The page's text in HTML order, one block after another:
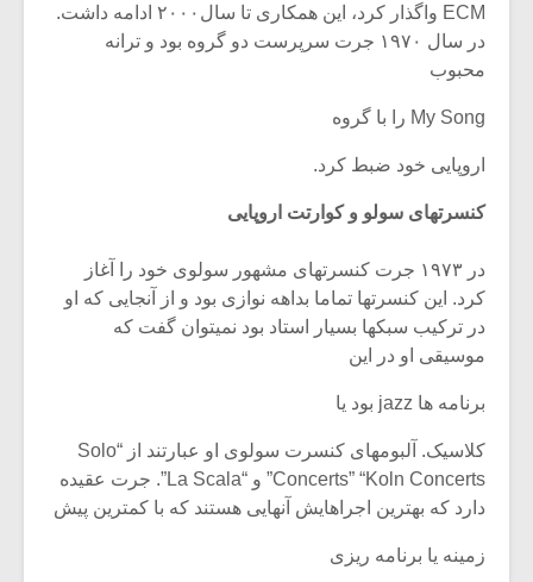
ECM واگذار کرد، این همکاری تا سال۲۰۰۰ ادامه داشت.
در سال ۱۹۷۰ جرت سرپرست دو گروه بود و ترانه
محبوب
My Song را با گروه
اروپایی خود ضبط کرد.
کنسرتهای سولو و کوارتت اروپایی
در ۱۹۷۳ جرت کنسرتهای مشهور سولوی خود را آغاز
کرد. این کنسرتها تماما بداهه نوازی بود و از آنجایی که او
در ترکیب سبکها بسیار استاد بود نمیتوان گفت که
موسیقی او در این
برنامه ها jazz بود یا
کلاسیک. آلبومهای کنسرت سولوی او عبارتند از “Solo
Concerts” “Koln Concerts” و “La Scala”. جرت عقیده
دارد که بهترین اجراهایش آنهایی هستند که با کمترین پیش
زمینه یا برنامه ریزی
متن فیلم «متری
شیش و نیم»
اگر نمی توانی
بدنام ترین باش